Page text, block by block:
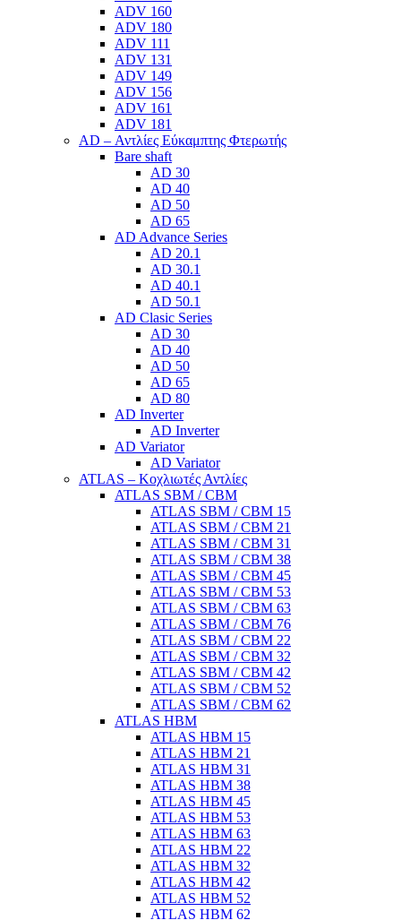
ADV 160
ADV 180
ADV 111
ADV 131
ADV 149
ADV 156
ADV 161
ADV 181
AD – Αντλίες Εύκαμπτης Φτερωτής
Bare shaft
AD 30
AD 40
AD 50
AD 65
AD Advance Series
AD 20.1
AD 30.1
AD 40.1
AD 50.1
AD Clasic Series
AD 30
AD 40
AD 50
AD 65
AD 80
AD Inverter
AD Inverter
AD Variator
AD Variator
ATLAS – Κοχλιωτές Αντλίες
ATLAS SBM / CBM
ATLAS SBM / CBM 15
ATLAS SBM / CBM 21
ATLAS SBM / CBM 31
ATLAS SBM / CBM 38
ATLAS SBM / CBM 45
ATLAS SBM / CBM 53
ATLAS SBM / CBM 63
ATLAS SBM / CBM 76
ATLAS SBM / CBM 22
ATLAS SBM / CBM 32
ATLAS SBM / CBM 42
ATLAS SBM / CBM 52
ATLAS SBM / CBM 62
ATLAS HBM
ATLAS HBM 15
ATLAS HBM 21
ATLAS HBM 31
ATLAS HBM 38
ATLAS HBM 45
ATLAS HBM 53
ATLAS HBM 63
ATLAS HBM 22
ATLAS HBM 32
ATLAS HBM 42
ATLAS HBM 52
ATLAS HBM 62